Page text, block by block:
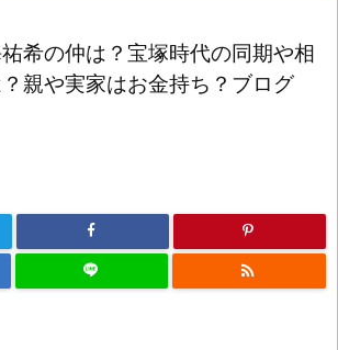
次へ

希の仲は？宝塚時代の同期や相
親や実家はお金持ち？ブログ
